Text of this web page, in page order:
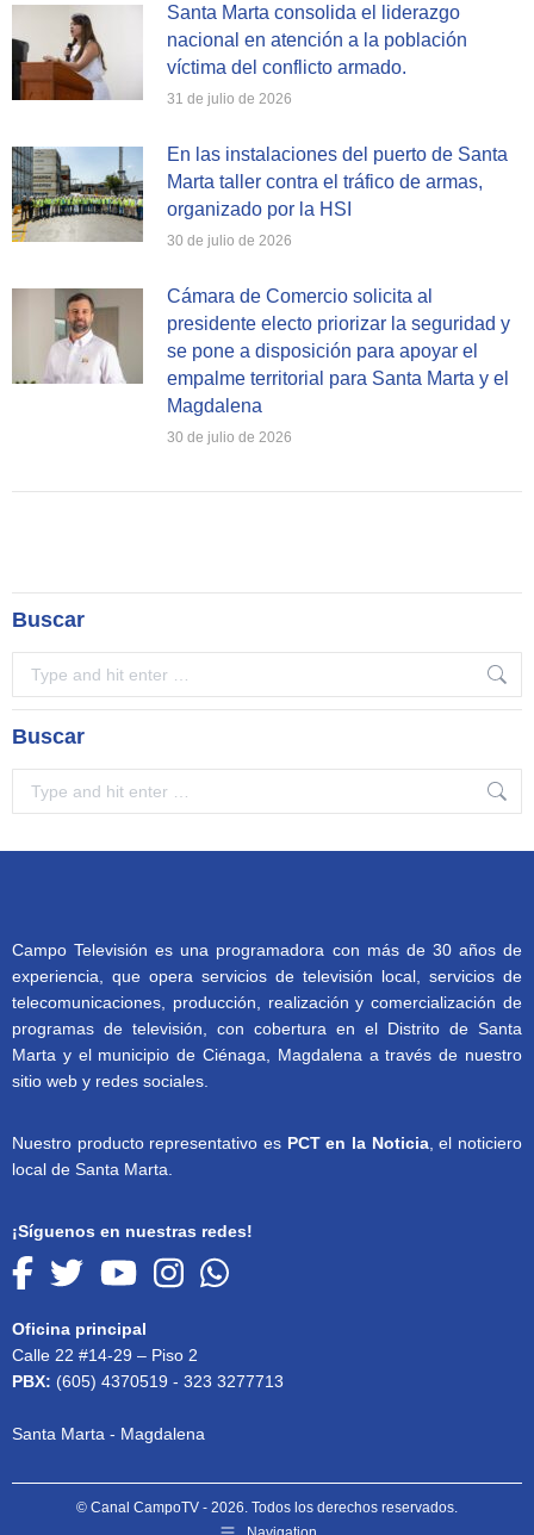
Santa Marta consolida el liderazgo
nacional en atención a la población
víctima del conflicto armado.
31 de julio de 2026
En las instalaciones del puerto de Santa
Marta taller contra el tráfico de armas,
organizado por la HSI
30 de julio de 2026
Cámara de Comercio solicita al
presidente electo priorizar la seguridad y
se pone a disposición para apoyar el
empalme territorial para Santa Marta y el
Magdalena
30 de julio de 2026
Buscar
Buscar
Campo Televisión es una programadora con más de 30 años de
experiencia, que opera servicios de televisión local, servicios de
telecomunicaciones, producción, realización y comercialización de
programas de televisión, con cobertura en el Distrito de Santa
Marta y el municipio de Ciénaga, Magdalena a través de nuestro
sitio web y redes sociales.
Nuestro producto representativo es PCT en la Noticia, el noticiero
local de Santa Marta.
¡Síguenos en nuestras redes!
Oficina principal
Calle 22 #14-29 – Piso 2
PBX: (605) 4370519 - 323 3277713
Santa Marta - Magdalena
© Canal CampoTV - 2026. Todos los derechos reservados.